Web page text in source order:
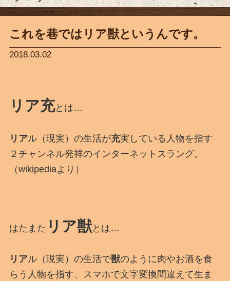
これを巷ではリア獣というんです。
2018.03.02
リア充とは…
リアル（現実）の生活が充実している人物を指す
２チャンネル発祥のインターネットスラング。
（wikipediaより）
はたまた リア獣とは…
リアル（現実）の生活で獣のように肉やお酒を食
らう人物を指す、スマホで文字変換間違えて生ま